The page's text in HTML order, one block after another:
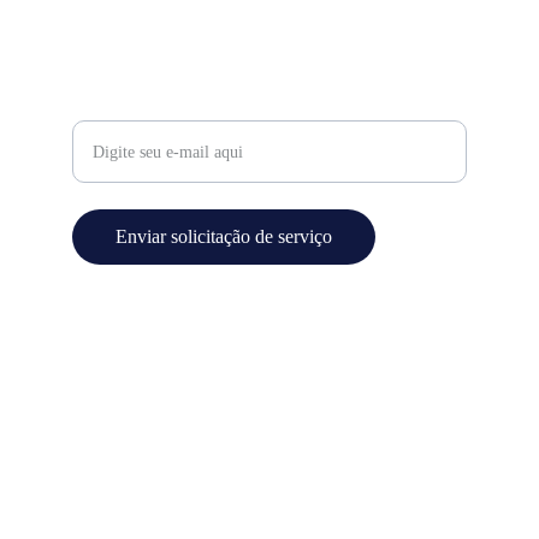
Enviar solicitação de serviço